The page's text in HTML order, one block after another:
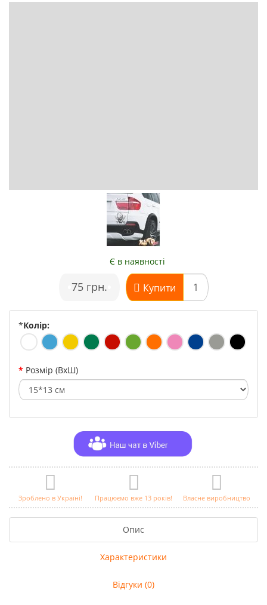
Є в наявності
75 грн. Купити
*Колір:
Розмір (ВхШ)
Зроблено в Україні! Працюємо вже 13 років! Власне виробництво
Опис
Характеристики
Відгуки (0)